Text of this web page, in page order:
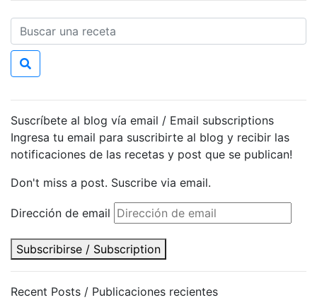
Suscríbete al blog vía email / Email subscriptions
Ingresa tu email para suscribirte al blog y recibir las
notificaciones de las recetas y post que se publican!
Don't miss a post. Suscribe via email.
Dirección de email
Subscribirse / Subscription
Recent Posts / Publicaciones recientes